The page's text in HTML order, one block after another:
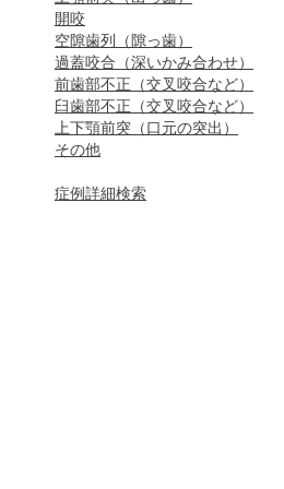
開咬
空隙歯列（隙っ歯）
過蓋咬合（深いかみ合わせ）
前歯部不正（交叉咬合など）
臼歯部不正（交叉咬合など）
上下顎前突（口元の突出）
その他
症例詳細検索